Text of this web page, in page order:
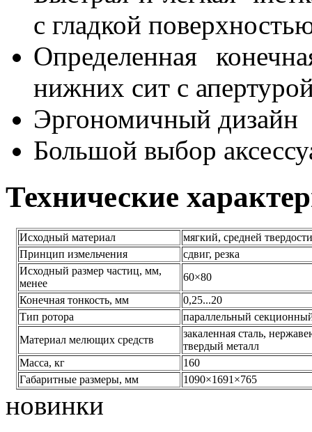
с гладкой
Определенная
нижних сит с
Эргономичный дизайн
Большой выбор
Технические
Исходный материал
мягкий, средней
Принцип измельчения
сдвиг, резка
Исходный размер частиц, мм,
менее
60×80
Конечная тонкость, мм
0,25...20
Тип ротора
параллельный
Материал мелющих средств
закаленная сталь,
твердый металл
Масса, кг
160
Габаритные размеры, мм
1090×1691×765
новинки